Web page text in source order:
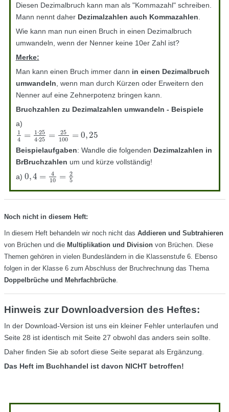
Diesen Dezimalbruch kann man als "Kommazahl" schreiben.
Mann nennt daher Dezimalzahlen auch Kommazahlen
Wie kann man nun einen Bruch in einen Dezimalbruch
umwandeln, wenn der Nenner keine 10er Zahl ist?
Merke:
Man kann einen Bruch immer dann in einen Dezimalbruch
umwandeln , wenn man durch Kürzen oder Erweitern den
Nenner auf eine Zehnerpotenz bringen kann.
Bruchzahlen zu Dezimalzahlen umwandeln - Beispiele
a)
1
4
= 1⋅25
4⋅25 =
25
100
= 0, 25
14 =1 ⋅254 25 =25100=0 ,25
Beispielaufgaben: Wandle die folgenden Dezimalzahlen in
BrBruchzahlen um und kürze vollständig!
a) 0,4 =
4
10
= 2
5
0,4= 410=2 5
Noch nicht in diesem Heft:
In diesem Heft behandeln wir noch nicht das Addieren und Subtrahieren
von Brüchen und die Multiplikation und Divisionvon Brüchen. Diese
Themen gehören in vielen Bundesländern in die Klassenstufe 6. Ebenso
folgen in der Klasse 6 zum Abschluss der Bruchrechnung das Thema
Doppelbrüche und Mehrfachbrüche.
Hinweis zur Downloadversion des Heftes:
In der Download-Version ist uns ein kleiner Fehler unterlaufen und
Seite 28 ist identisch mit Seite 27 obwohl das anders sein sollte.
Daher finden Sie ab sofort diese Seite separat als Ergänzung.
Das Heft im Buchhandel ist davon NICHT betroffen!